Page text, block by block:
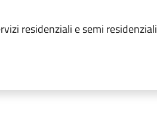
residenziali e semi residenziali